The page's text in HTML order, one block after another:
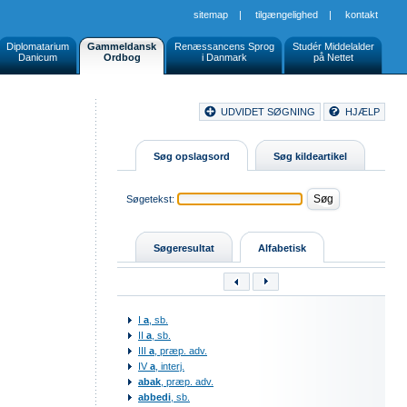
sitemap | tilgængelighed | kontakt
Diplomatarium
Danicum
Gammeldansk
Ordbog
Renæssancens Sprog
i Danmark
Studér Middelalder
på Nettet
UDVIDET SØGNING HJÆLP
Søg opslagsord Søg kildeartikel
Søgetekst:
Søgeresultat Alfabetisk
I a , sb.
II a , sb.
III a , præp. adv.
IVa , interj.
abak , præp. adv.
abbedi , sb.